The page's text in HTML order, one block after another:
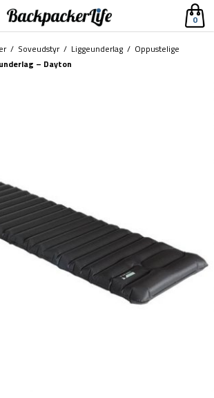
0
/ Soveudstyr/ Liggeunderlag / Oppustelige
– Dayton